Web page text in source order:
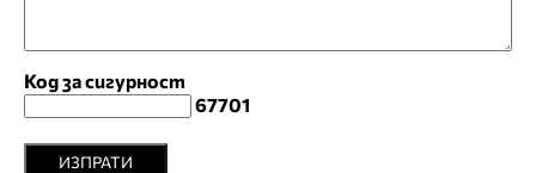
Код за сигурност
67701
ИЗПРАТИ